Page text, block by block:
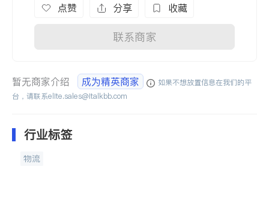
点赞 分享 收藏
联系商家
暂无商家介绍 成为精英商家
如果不想放置信息在我们的平
台，请联系elite.sales@italkbb.com
行业标签
物流